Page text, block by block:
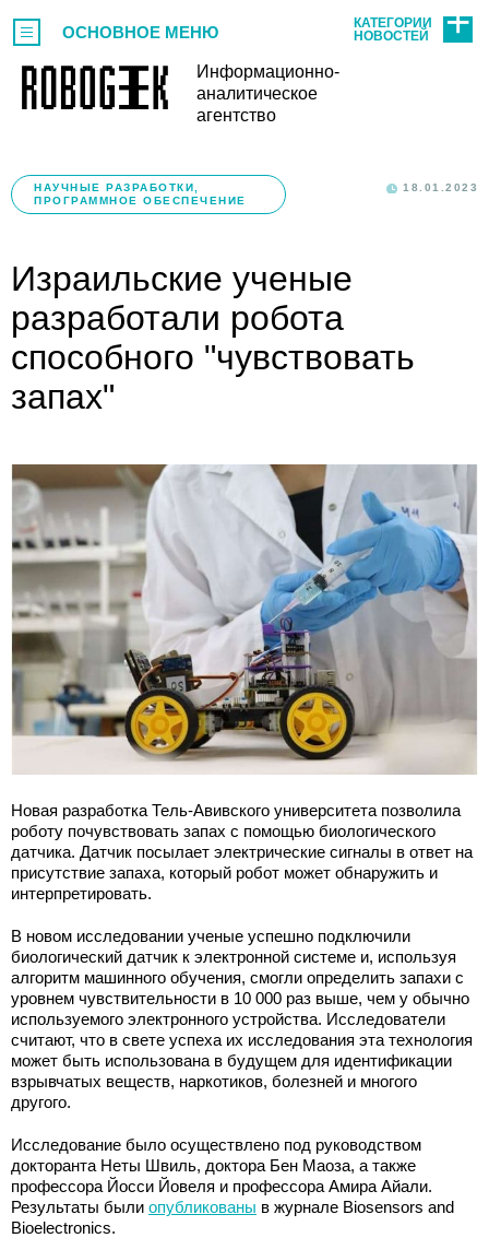
Информационно-
аналитическое
агентство
ОСНОВНОЕ МЕНЮ
КАТЕГОРИИ
НОВОСТЕЙ
НАУЧНЫЕ РАЗРАБОТКИ,
ПРОГРАММНОЕ ОБЕСПЕЧЕНИЕ
18.01.2023
Израильские ученые
разработали робота
способного "чувствовать
запах"
Новая разработка Тель-Авивского университета позволила
роботу почувствовать запах с помощью биологического
датчика. Датчик посылает электрические сигналы в ответ на
присутствие запаха, который робот может обнаружить и
интерпретировать.
В новом исследовании ученые успешно подключили
биологический датчик к электронной системе и, используя
алгоритм машинного обучения, смогли определить запахи с
уровнем чувствительности в 10 000 раз выше, чем у обычно
используемого электронного устройства. Исследователи
считают, что в свете успеха их исследования эта технология
может быть использована в будущем для идентификации
взрывчатых веществ, наркотиков, болезней и многого
другого.
Исследование было осуществлено под руководством
докторанта Неты Швиль, доктора Бен Маоза, а также
профессора Йосси Йовеля и профессора Амира Айали.
Результаты были опубликованы в журнале Biosensors and
Bioelectronics.